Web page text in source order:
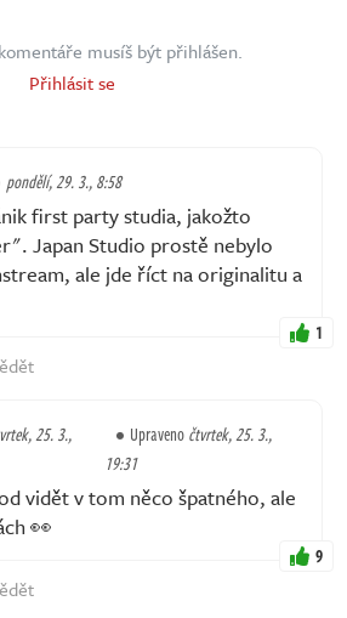
musíš být přihlášen.
Přihlásit se
pondělí, 29. 3., 8:58
first party studia, jakožto
Japan Studio prostě nebylo
ale jde říct na originalitu a
1
25. 3.,
Upravenočtvrtek, 25. 3.,
19:31
vidět v tom něco špatného, ale
👀
9